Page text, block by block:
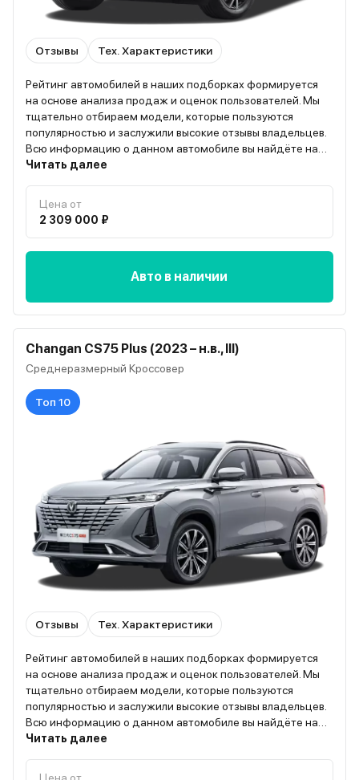
Отзывы Тех. Характеристики
Рейтинг автомобилей в наших подборках формируется
на основе анализа продаж и оценок пользователей. Мы
тщательно отбираем модели, которые пользуются
популярностью и заслужили высокие отзывы владельцев.
Всю информацию о данном автомобиле вы найдёте на
странице “О модели”
Читать далее
Цена от
2 309 000 ₽
Авто в наличии
Changan CS75 Plus (2023 – н.в., III)
Среднеразмерный Кроссовер
Топ 10
Отзывы Тех. Характеристики
Рейтинг автомобилей в наших подборках формируется
на основе анализа продаж и оценок пользователей. Мы
тщательно отбираем модели, которые пользуются
популярностью и заслужили высокие отзывы владельцев.
Всю информацию о данном автомобиле вы найдёте на
странице “О модели”
Читать далее
Цена от